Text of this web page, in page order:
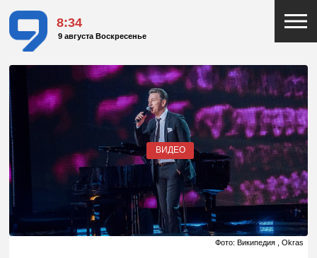
8:34
9 августа Воскресенье
ВИДЕО
Фото: Википедия , Okras